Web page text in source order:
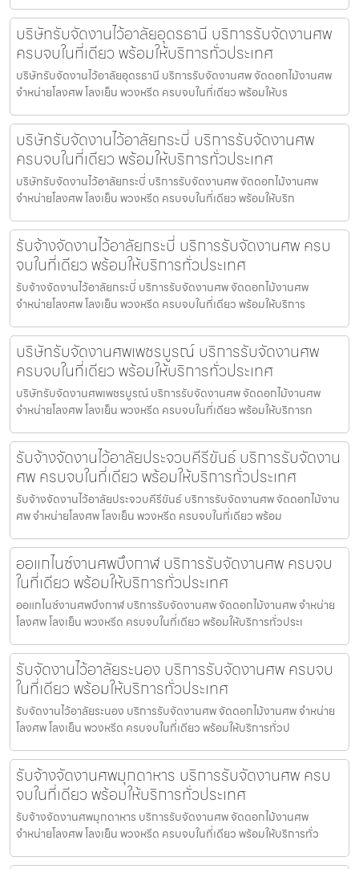
บริษัทรับจัดงานไว้อาลัยอุดรธานี บริการรับจัดงานศพ
ครบจบในที่เดียว พร้อมให้บริการทั่วประเทศ
บริษัทรับจัดงานไว้อาลัยอุดรธานี บริการรับจัดงานศพ จัดดอกไม้งานศพ
จำหน่ายโลงศพ โลงเย็น พวงหรีด ครบจบในที่เดียว พร้อมให้บร
บริษัทรับจัดงานไว้อาลัยกระบี่ บริการรับจัดงานศพ
ครบจบในที่เดียว พร้อมให้บริการทั่วประเทศ
บริษัทรับจัดงานไว้อาลัยกระบี่ บริการรับจัดงานศพ จัดดอกไม้งานศพ
จำหน่ายโลงศพ โลงเย็น พวงหรีด ครบจบในที่เดียว พร้อมให้บริก
รับจ้างจัดงานไว้อาลัยกระบี่ บริการรับจัดงานศพ ครบ
จบในที่เดียว พร้อมให้บริการทั่วประเทศ
รับจ้างจัดงานไว้อาลัยกระบี่ บริการรับจัดงานศพ จัดดอกไม้งานศพ
จำหน่ายโลงศพ โลงเย็น พวงหรีด ครบจบในที่เดียว พร้อมให้บริการ
บริษัทรับจัดงานศพเพชรบูรณ์ บริการรับจัดงานศพ
ครบจบในที่เดียว พร้อมให้บริการทั่วประเทศ
บริษัทรับจัดงานศพเพชรบูรณ์ บริการรับจัดงานศพ จัดดอกไม้งานศพ
จำหน่ายโลงศพ โลงเย็น พวงหรีด ครบจบในที่เดียว พร้อมให้บริการท
รับจ้างจัดงานไว้อาลัยประจวบคีรีขันธ์ บริการรับจัดงาน
ศพ ครบจบในที่เดียว พร้อมให้บริการทั่วประเทศ
รับจ้างจัดงานไว้อาลัยประจวบคีรีขันธ์ บริการรับจัดงานศพ จัดดอกไม้งาน
ศพ จำหน่ายโลงศพ โลงเย็น พวงหรีด ครบจบในที่เดียว พร้อม
ออแกไนซ์งานศพบึงกาฬ บริการรับจัดงานศพ ครบจบ
ในที่เดียว พร้อมให้บริการทั่วประเทศ
ออแกไนซ์งานศพบึงกาฬ บริการรับจัดงานศพ จัดดอกไม้งานศพ จำหน่าย
โลงศพ โลงเย็น พวงหรีด ครบจบในที่เดียว พร้อมให้บริการทั่วประเ
รับจัดงานไว้อาลัยระนอง บริการรับจัดงานศพ ครบจบ
ในที่เดียว พร้อมให้บริการทั่วประเทศ
รับจัดงานไว้อาลัยระนอง บริการรับจัดงานศพ จัดดอกไม้งานศพ จำหน่าย
โลงศพ โลงเย็น พวงหรีด ครบจบในที่เดียว พร้อมให้บริการทั่วป
รับจ้างจัดงานศพมุกดาหาร บริการรับจัดงานศพ ครบ
จบในที่เดียว พร้อมให้บริการทั่วประเทศ
รับจ้างจัดงานศพมุกดาหาร บริการรับจัดงานศพ จัดดอกไม้งานศพ
จำหน่ายโลงศพ โลงเย็น พวงหรีด ครบจบในที่เดียว พร้อมให้บริการทั่ว